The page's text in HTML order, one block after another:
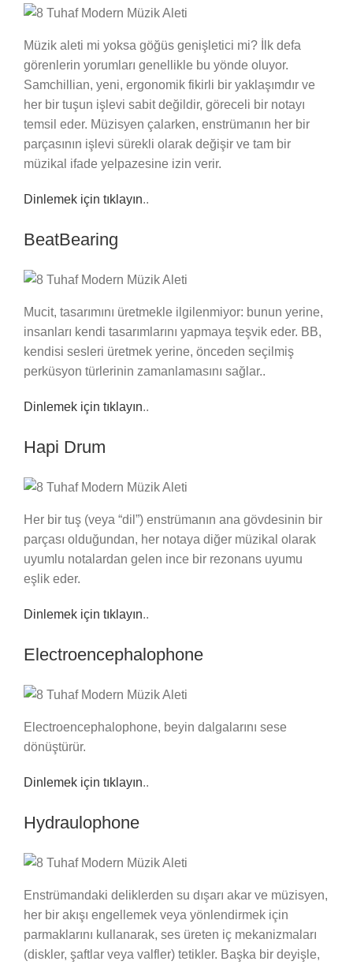
Müzik aleti mi yoksa göğüs genişletici mi? İlk defa
görenlerin yorumları genellikle bu yönde oluyor.
Samchillian, yeni, ergonomik fikirli bir yaklaşımdır ve
her bir tuşun işlevi sabit değildir, göreceli bir notayı
temsil eder. Müzisyen çalarken, enstrümanın her bir
parçasının işlevi sürekli olarak değişir ve tam bir
müzikal ifade yelpazesine izin verir.
Dinlemek için tıklayın..
BeatBearing
Mucit, tasarımını üretmekle ilgilenmiyor: bunun yerine,
insanları kendi tasarımlarını yapmaya teşvik eder. BB,
kendisi sesleri üretmek yerine, önceden seçilmiş
perküsyon türlerinin zamanlamasını sağlar..
Dinlemek için tıklayın..
Hapi Drum
Her bir tuş (veya “dil”) enstrümanın ana gövdesinin bir
parçası olduğundan, her notaya diğer müzikal olarak
uyumlu notalardan gelen ince bir rezonans uyumu
eşlik eder.
Dinlemek için tıklayın..
Electroencephalophone
Electroencephalophone, beyin dalgalarını sese
dönüştürür.
Dinlemek için tıklayın..
Hydraulophone
Enstrümandaki deliklerden su dışarı akar ve müzisyen,
her bir akışı engellemek veya yönlendirmek için
parmaklarını kullanarak, ses üreten iç mekanizmaları
(diskler, şaftlar veya valfler) tetikler. Başka bir deyişle,